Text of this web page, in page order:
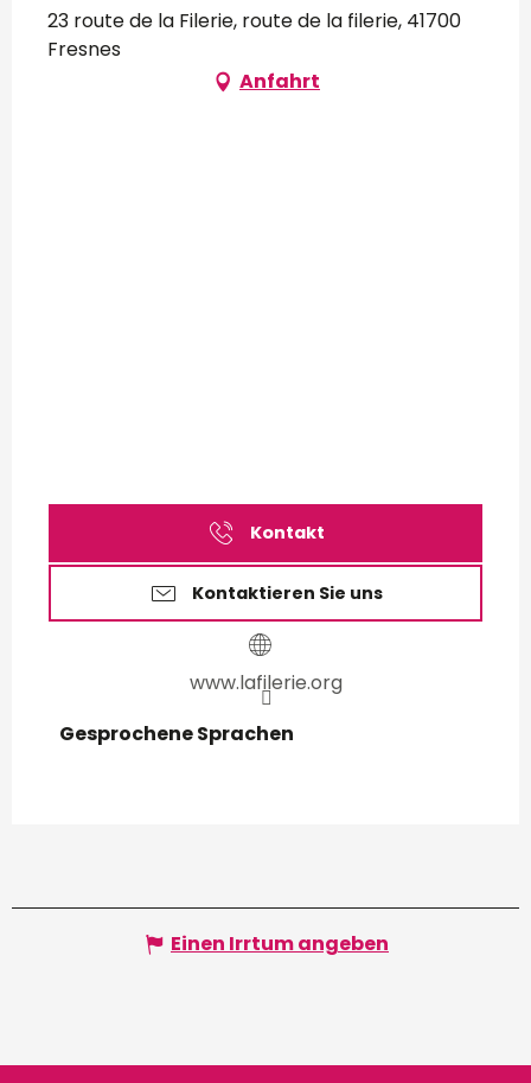
23 route de la Filerie, route de la filerie, 41700
Fresnes
Anfahrt
Kontakt
Kontaktieren Sie uns
www.lafilerie.org
Gesprochene Sprachen
Gesprochene Sprachen
Einen Irrtum angeben